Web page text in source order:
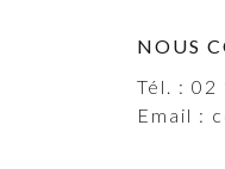
NOUS
Tél. : 02
Email :